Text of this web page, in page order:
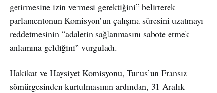
getirmesine izin vermesi gerektiğini” belirterek
parlamentonun Komisyon’un çalışma süresini uzatmayı
reddetmesinin “adaletin sağlanmasını sabote etmek
anlamına geldiğini” vurguladı.
Hakikat ve Haysiyet Komisyonu, Tunus’un Fransız
sömürgesinden kurtulmasının ardından, 31 Aralık